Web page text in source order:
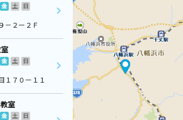
金 土
日
－２ー２Ｆ
金 土
日
１７０ー１１
室
金 土
日